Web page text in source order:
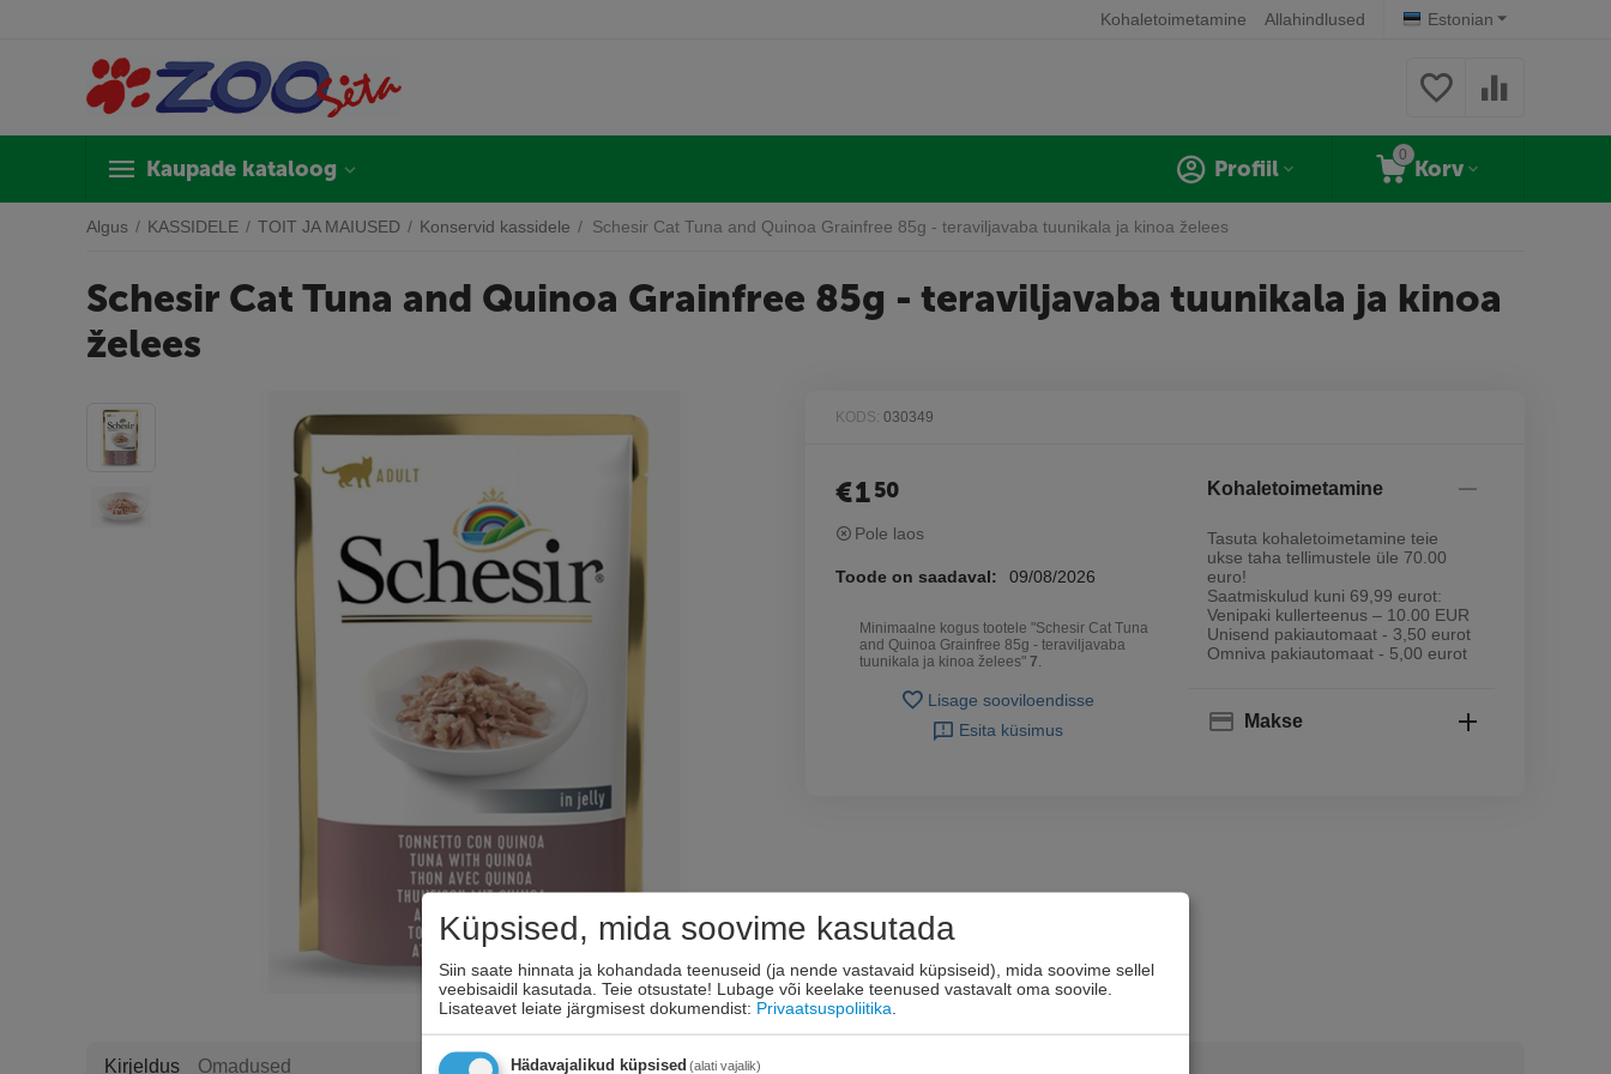
Estonian
Kohaletoimetamine Allahindlused
Kaupade kataloog
0
Korv
Profiil
Algus / KASSIDELE / TOIT JA MAIUSED / Konservid kassidele / Schesir Cat Tuna and Quinoa Grainfree 85g - teraviljavaba tuunikala ja kinoa želees
Schesir Cat Tuna and Quinoa Grainfree 85g - teraviljavaba tuunikala ja kinoa
želees
KODS: 030349
€150
Pole laos
Toode on saadaval: 09/08/2026
Minimaalne kogus tootele "Schesir Cat Tuna
and Quinoa Grainfree 85g - teraviljavaba
tuunikala ja kinoa želees" 7.
Lisage sooviloendisse
Esita küsimus
Kohaletoimetamine
Tasuta kohaletoimetamine teie
ukse taha tellimustele üle 70.00
euro!
Saatmiskulud kuni 69,99 eurot:
Venipaki kullerteenus – 10.00 EUR
Unisend pakiautomaat - 3,50 eurot
Omniva pakiautomaat - 5,00 eurot
Makse
Kirjeldus Omadused
Küpsised, mida soovime kasutada
Siin saate hinnata ja kohandada teenuseid (ja nende vastavaid küpsiseid), mida soovime sellel
veebisaidil kasutada. Teie otsustate! Lubage või keelake teenused vastavalt oma soovile.
Lisateavet leiate järgmisest dokumendist: Privaatsuspoliitika
Hädavajalikud küpsised (alati vajalik)